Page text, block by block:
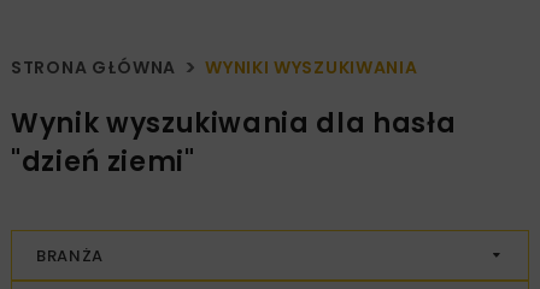
STRONA GŁÓWNA WYNIKI WYSZUKIWANIA
Wynik wyszukiwania dla hasła
"dzień ziemi"
BRANŻA